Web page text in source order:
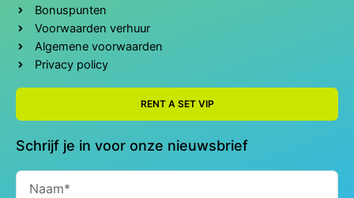
Bonuspunten
Voorwaarden verhuur
Algemene voorwaarden
Privacy policy
RENT A SET VIP
Schrijf je in voor onze nieuwsbrief
Naam